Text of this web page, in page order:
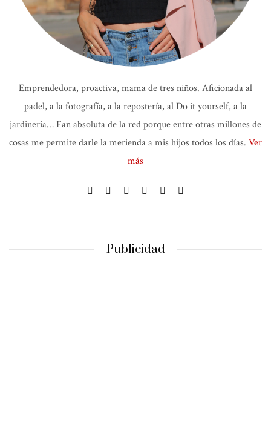
Emprendedora, proactiva, mama de tres niños. Aficionada al
padel, a la fotografía, a la repostería, al Do it yourself, a la
jardinería… Fan absoluta de la red porque entre otras millones de
cosas me permite darle la merienda a mis hijos todos los días. Ver
más
Publicidad